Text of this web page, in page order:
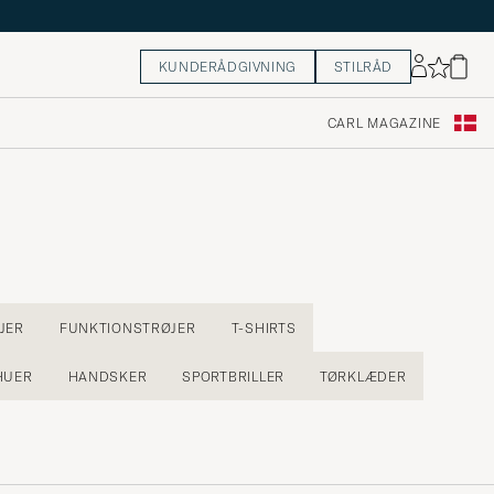
KUNDERÅDGIVNING STILRÅD
CARL MAGAZINE
FUNKTIONSTRØJER T-SHIRTS
HANDSKER SPORTBRILLER TØRKLÆDER